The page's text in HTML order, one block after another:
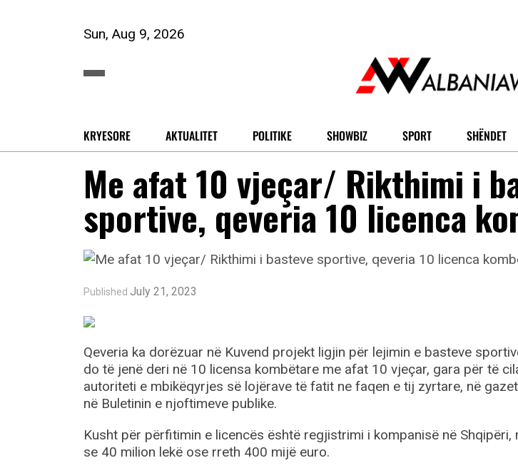
Sun, Aug 9, 2026
KRYESORE AKTUALITET POLITIKE SHOWBIZ SPORT SHËNDET
Me afat 10 vjeçar/ Rikthimi i
sportive, qeveria 10 licenca
Published July 21, 2023
Qeveria ka dorëzuar në Kuvend projekt ligjin për lejimin e basteve
do të jenë deri në 10 licensa kombëtare me afat 10 vjeçar, gara për të
autoriteti e mbikëqyrjes së lojërave të fatit ne faqen e tij zyrtare, në
në Buletinin e njoftimeve publike.
Kusht për përfitimin e licencës është regjistrimi i kompanisë në Shqipëri,
se 40 milion lekë ose rreth 400 mijë euro.